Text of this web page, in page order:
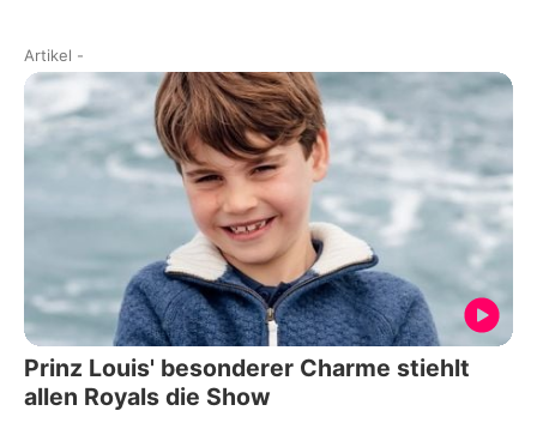
Artikel -
Prinz Louis' besonderer Charme stiehlt
allen Royals die Show